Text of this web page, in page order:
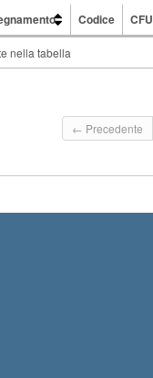
Codice CFU
nella tabella
← Precedente